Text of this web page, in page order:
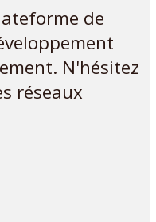
de
N'hésitez
réseaux